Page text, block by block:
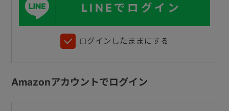
LINEでログイン
ログインしたままにする
Amazonアカウントでログイン